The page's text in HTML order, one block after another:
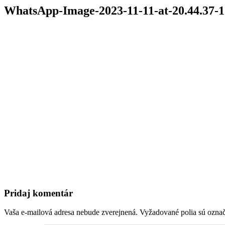
WhatsApp-Image-2023-11-11-at-20.44.37-1
Pridaj komentár
Vaša e-mailová adresa nebude zverejnená. Vyžadované polia sú